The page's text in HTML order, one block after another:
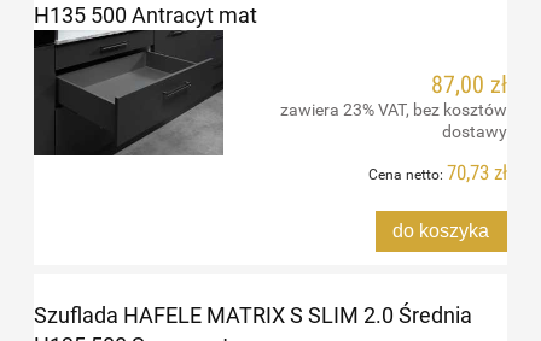
H135 500 Antracyt mat
87,00 zł
zawiera 23% VAT, bez kosztów
dostawy
Cena netto: 70,73 zł
do koszyka
Szuflada HAFELE MATRIX S SLIM 2.0 Średnia